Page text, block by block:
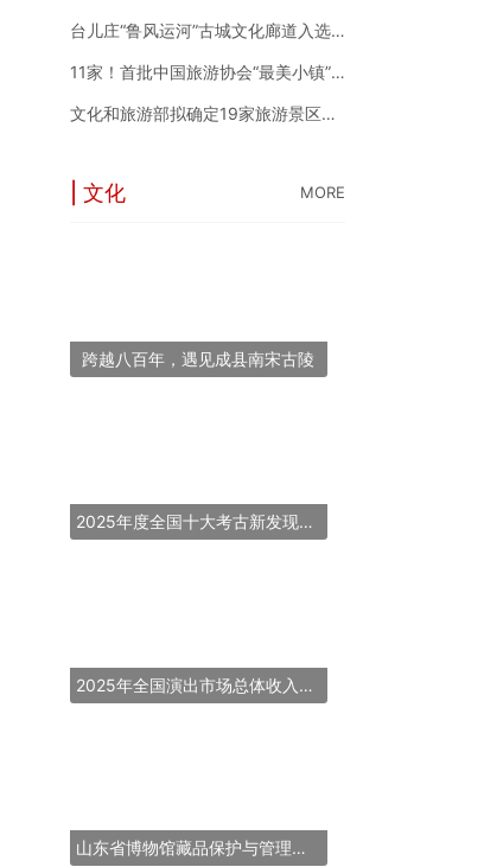
台儿庄“鲁风运河”古城文化廊道入选2024年度中国“十大最美农村路”
11家！首批中国旅游协会“最美小镇”新鲜出炉
文化和旅游部拟确定19家旅游景区为国家5A级旅游景区
| 文化 MORE
跨越八百年，遇见成县南宋古陵
2025年度全国十大考古新发现揭晓
2025年全国演出市场总体收入超837亿元
山东省博物馆藏品保护与管理能力提升培训班在青岛举办